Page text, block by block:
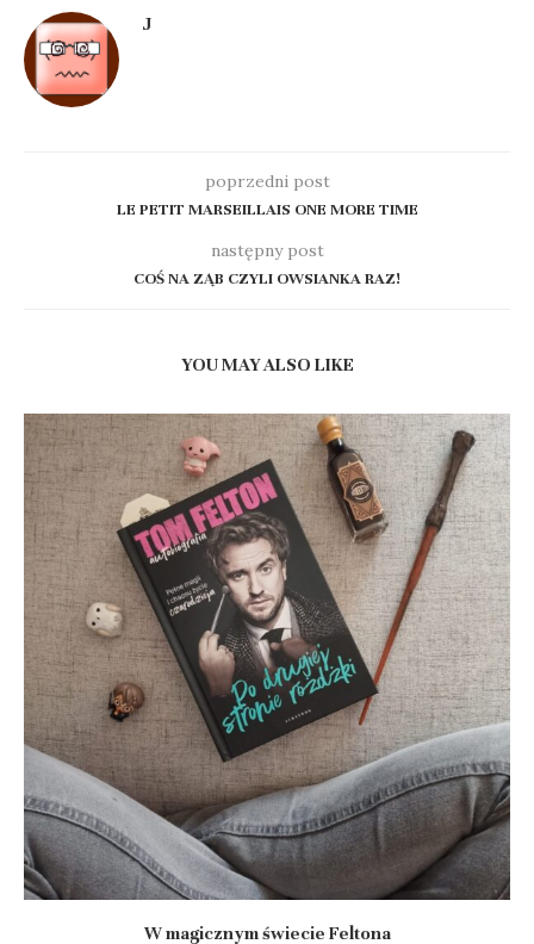
J
poprzedni post
LE PETIT MARSEILLAIS ONE MORE TIME
następny post
COŚ NA ZĄB CZYLI OWSIANKA RAZ!
YOU MAY ALSO LIKE
W magicznym świecie Feltona